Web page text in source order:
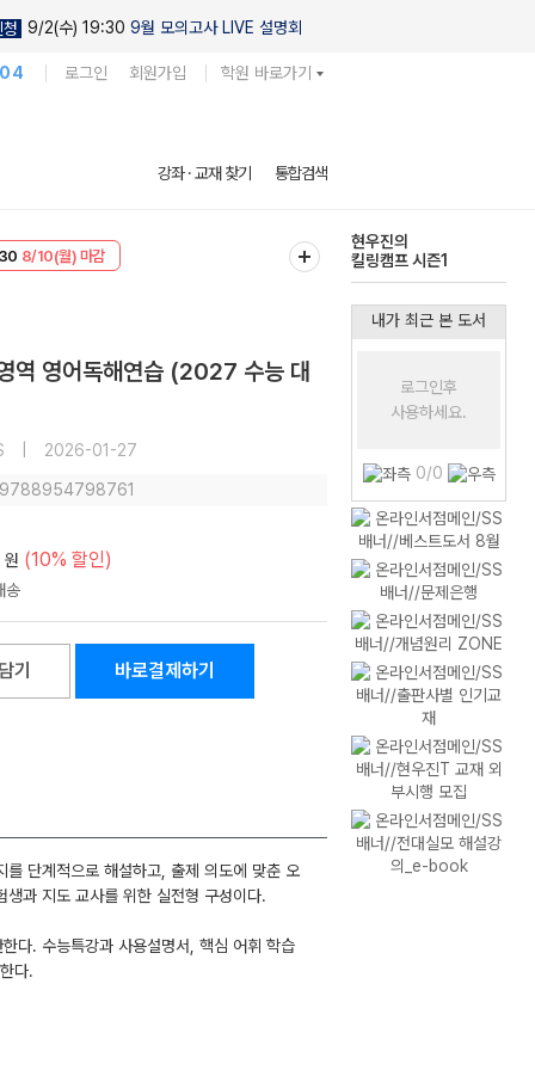
청 9/2(수) 19:30 9월 모의고사 LIVE 설명회
로그인 회원가입 학원 바로가기
강좌 · 교재 찾기 통합검색
8/10(월) 마감
현우진의
킬링캠프 시즌1
역 영어독해연습 (2027 수능 대
2026-01-27
9788954798761
원 (10% 할인)
기 바로결제하기
단계적으로 해설하고, 출제 의도에 맞춘 오
과 지도 교사를 위한 실전형 구성이다.
다. 수능특강과 사용설명서, 핵심 어휘 학습
다.
내가 최근 본 도서
로그인후
사용하세요.
0/0